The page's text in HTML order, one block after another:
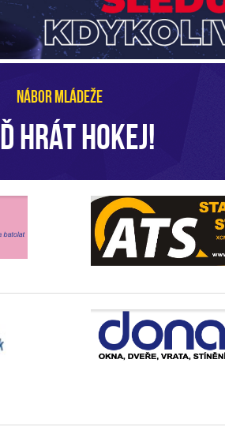
NÁBOR MLÁDEŽE
HRÁT HOKEJ!